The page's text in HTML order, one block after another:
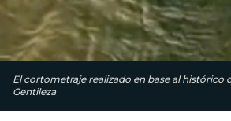
El cortometraje realizado en base al histórico
Gentileza